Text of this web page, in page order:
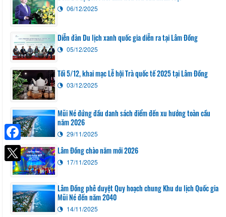
06/12/2025
Diễn đàn Du lịch xanh quốc gia diễn ra tại Lâm Đồng
05/12/2025
Tối 5/12, khai mạc Lễ hội Trà quốc tế 2025 tại Lâm Đồng
03/12/2025
Mũi Né đứng đầu danh sách điểm đến xu hướng toàn cầu
năm 2026
29/11/2025
Lâm Đồng chào năm mới 2026
17/11/2025
Lâm Đồng phê duyệt Quy hoạch chung Khu du lịch Quốc gia
Mũi Né đến năm 2040
14/11/2025
Facebook